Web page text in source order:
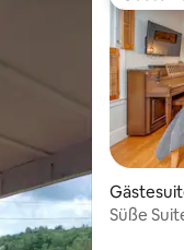
Gäste-
Süße